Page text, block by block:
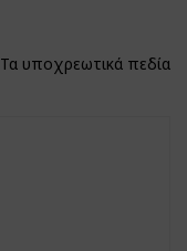
Τα υποχρεωτικά πεδία